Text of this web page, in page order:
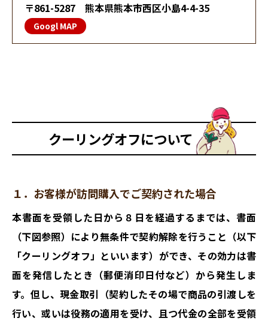
〒861-5287　熊本県熊本市西区小島4-4-35
Googl MAP
クーリングオフについて
１．お客様が訪問購入でご契約された場合
本書面を受領した日から８日を経過するまでは、書面
（下図参照）により無条件で契約解除を行うこと（以下
「クーリングオフ」といいます）ができ、その効力は書
面を発信したとき（郵便消印日付など）から発生しま
す。但し、現金取引（契約したその場で商品の引渡しを
行い、或いは役務の適用を受け、且つ代金の全部を受領